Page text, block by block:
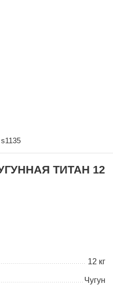
s1135
ТИТАН 12
12 кг
Чугун